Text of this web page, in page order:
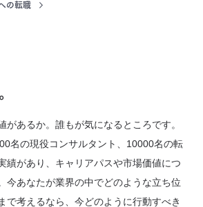
の転職
があるか。誰もが気になるところです。
名の現役コンサルタント、10000名の転
績があり、キャリアパスや市場価値につ
今あなたが業界の中でどのような立ち位
で考えるなら、今どのように行動すべき